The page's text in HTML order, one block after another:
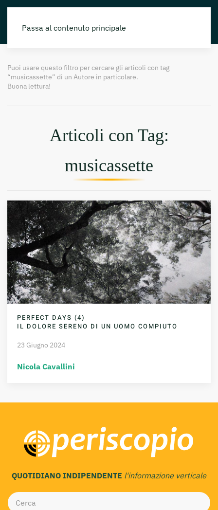
Passa al contenuto principale
Puoi usare questo filtro per cercare gli articoli con tag
“musicassette” di un Autore in particolare.
Buona lettura!
Articoli con Tag:
musicassette
PERFECT DAYS (4)
IL DOLORE SERENO DI UN UOMO COMPIUTO
23 Giugno 2024
Nicola Cavallini
QUOTIDIANO INDIPENDENTE l'informazione verticale